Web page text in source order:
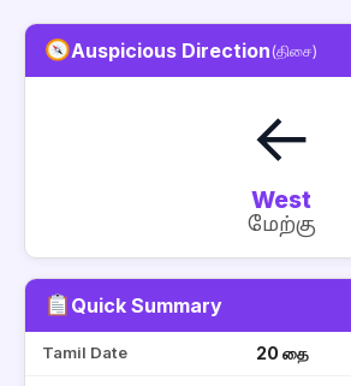
Auspicious Direction(திசை)
←
West
மேற்கு
Quick Summary
Tamil Date 20 தை